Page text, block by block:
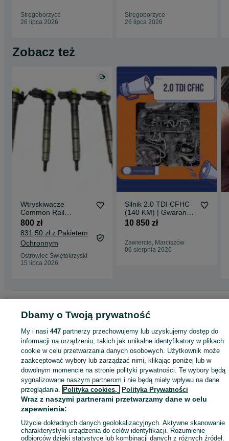
Stręgoborzyce
26 lipca 2026
Stręgoborzyce
26 lipca 2026
Zobacz też
Wtryskiwacze
Common Rail
0445116030
Volkswagen Passat
B6 Tiguan 2.0 TD
800 zł
831,50 zł z Pakietem
Ochronnym
Ostrowiec Świętokrzyski
15 lipca 2026
Silnik 2.0 TDI CFHC
(140 KM) | Gwarancja
| Montaż | Laweta |
10 850 zł
Zawiercie, Marciszów
06 sierpnia 2026
Małopolskie
Osobowe - Stręgoborzyce
KATEGORIA
983190880 Wyświetlenia:
Zadzwoń / SMS Wyślij wiadomość
Dbamy o Twoją prywatność
My i nasi447 partnerzy przechowujemy lub uzyskujemy dostęp do
informacji na urządzeniu, takich jak unikalne identyfikatory w plikach
cookie w celu przetwarzania danych osobowych. Użytkownik może
zaakceptować wybory lub zarządzać nimi, klikając poniżej lub w
dowolnym momencie na stronie polityki prywatności. Te wybory będą
sygnalizowane naszym partnerom i nie będą miały wpływu na dane
przeglądania. Polityka cookies, Polityka Prywatności
Wraz z naszymi partnerami przetwarzamy dane w celu
zapewnienia:
Użycie dokładnych danych geolokalizacyjnych. Aktywne skanowanie
charakterystyki urządzenia do celów identyfikacji. Rozumienie
odbiorców dzięki statystyce lub kombinacji danych z różnych źródeł.